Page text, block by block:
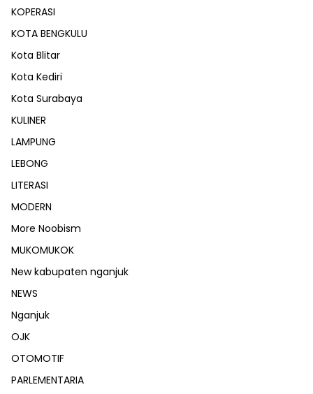
KOPERASI
KOTA BENGKULU
Kota Blitar
Kota Kediri
Kota Surabaya
KULINER
LAMPUNG
LEBONG
LITERASI
MODERN
More Noobism
MUKOMUKOK
New kabupaten nganjuk
NEWS
Nganjuk
OJK
OTOMOTIF
PARLEMENTARIA